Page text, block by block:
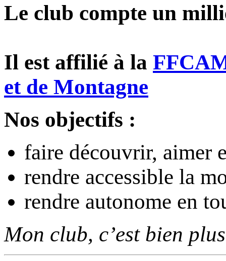
Le club compte un
Il est affilié à la
et de Montagne
Nos objectifs :
faire découvrir, aimer
rendre accessible la
rendre autonome en
Mon club, c’est bien